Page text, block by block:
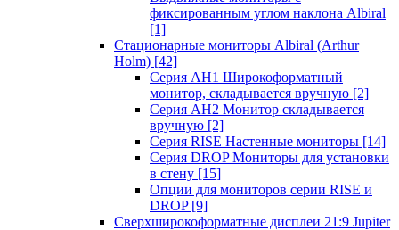
фиксированным углом наклона Albiral
[1]
Стационарные мониторы Albiral (Arthur
Holm) [42]
Серия AH1 Широкоформатный
монитор, складывается вручную [2]
Серия AH2 Монитор складывается
вручную [2]
Серия RISE Настенные мониторы [14]
Серия DROP Мониторы для установки
в стену [15]
Опции для мониторов серии RISE и
DROP [9]
Сверхширокоформатные дисплеи 21:9 Jupiter